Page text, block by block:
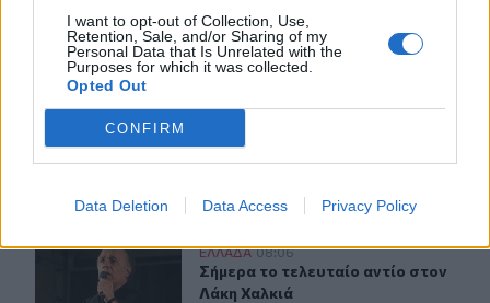
I want to opt-out of Collection, Use,
Retention, Sale, and/or Sharing of my
Personal Data that Is Unrelated with the
Purposes for which it was collected.
Opted Out
CONFIRM
Data Deletion Data Access Privacy Policy
ανομβρία απειλεί τη
λιμνοθάλασσα Καλοχωρίου
Ιός Δυτικού Νείλου: Στα 65 τα κρούσματα στην Ελλάδα
ΕΛΛAΔΑ 09:22
κρούσματα στην Ελλάδα
Σήμερα το τελευταίο αντίο στον Λάκη Χαλκιά
ΕΛΛAΔΑ 08:06
Σήμερα το τελευταίο αντίο στον
Σήμερα το τελευταίο αντίο στον
Λάκη Χαλκιά